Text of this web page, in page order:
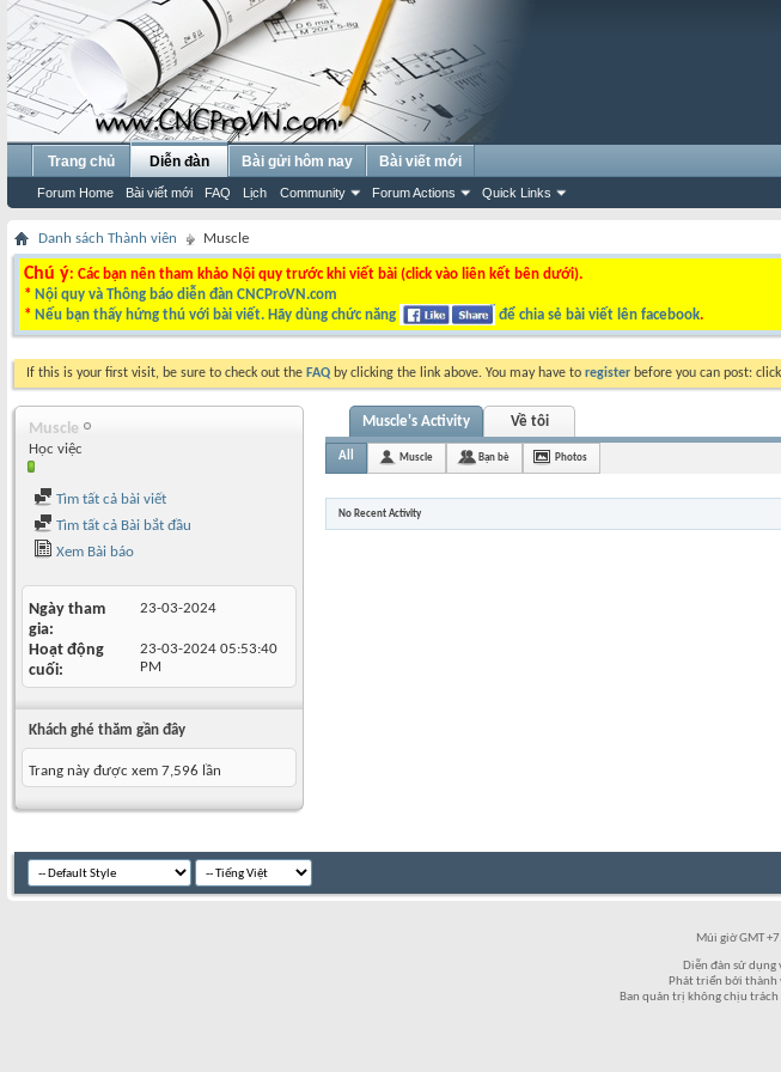
Trang chủ Diễn đàn
Forum Home Bài viết mới FAQ Lịch Community Forum Actions Quick Links
Bài gửi hôm nay Bài viết mới
Danh sách Thành viên Muscle
Chú ý: Các bạn nên tham khảo Nội quy trước khi viết bài (click vào liên kết bên dưới).
* Nội quy và Thông báo diễn đàn CNCProVN.com
* Nếu bạn thấy hứng thú với bài viết. Hãy dùng chức năng để chia sẻ bài viết lên facebook.
If this is your first visit, be sure to check out the FAQ by clicking the link above. You may have to register before you can post:
Muscle
Học việc
Tìm tất cả bài viết
Tìm tất cả Bài bắt đầu
Xem Bài báo
Ngày tham
gia
23-03-2024
Hoạt động
cuối
23-03-2024 05:53:40
PM
Khách ghé thăm gần đây
Trang này được xem 7,596 lần
Muscle's Activity Về tôi
All Muscle Bạn bè Photos
No Recent Activity
Múi giờ GMT
Diễn đàn sử
Phát triển bởi thành
Ban quản trị không chịu